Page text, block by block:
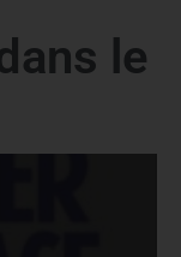
le